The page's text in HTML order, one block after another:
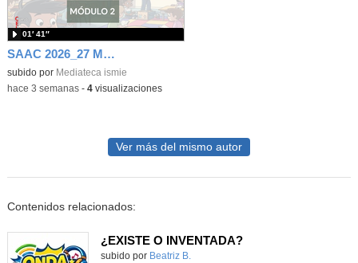
SAAC 2026_27 Módulo 2
subido por Mediateca ismie
01′ 41″
-hace 3 semanas- 4visualizaciones
Ver más del mismo autor
Contenidos relacionados:
¿EXISTE O INVENTADA?
Contenido educativo.
subido por Beatriz B.